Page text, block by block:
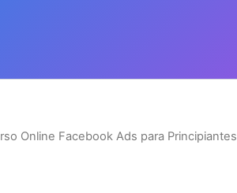
Online Facebook Ads para Principiantes